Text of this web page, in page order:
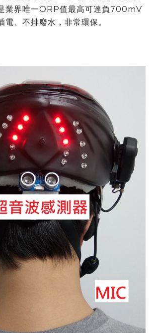
業界唯一ORP值最高可達負700mV
電、不排廢水，非常環保。